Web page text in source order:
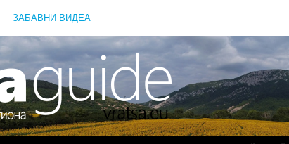
ЗАБАВНИ ВИДЕА